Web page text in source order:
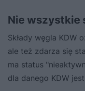
Nie wszystkie
Składy węgla KDW
ale też zdarza się
ma status
dla danego KDW